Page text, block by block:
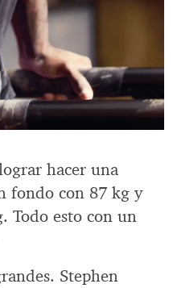
hacer una
fondo con 87 kg y
Todo esto con un
Stephen